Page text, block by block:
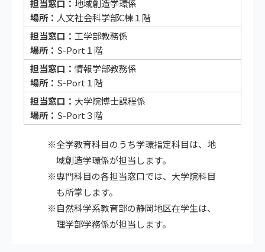
地域創造学環係
人文社会科学部C棟１階
工学部教務係
S-Port１階
情報学部教務係
S-Port１階
大学院博士課程係
S-Port３階
※全学教育科目のうち学環指定科目は、地
域創造学環係が担当します。
※専門科目の各担当窓口では、大学院科目
も所掌します。
※自然科学系教育部の静岡地区在学生は、
理学部学務係が担当します。